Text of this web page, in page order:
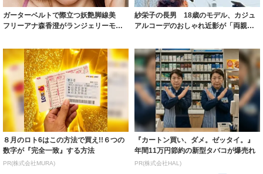
ガーターベルトで際立つ妖艶脚線美
フリーアナ森香澄がランジェリーモデ
紗栄子の長男 18歳のモデル、カジュ
アルコーデのおしゃれ近影が「両親の
８月のロト6はこの方法で買え!!６つの
数字が『完全一致』する方法
PR(株式会社MURA)
『カートン買い、ダメ。ゼッタイ。』
年間11万円節約の新型タバコが爆売れ
PR(株式会社HAL)